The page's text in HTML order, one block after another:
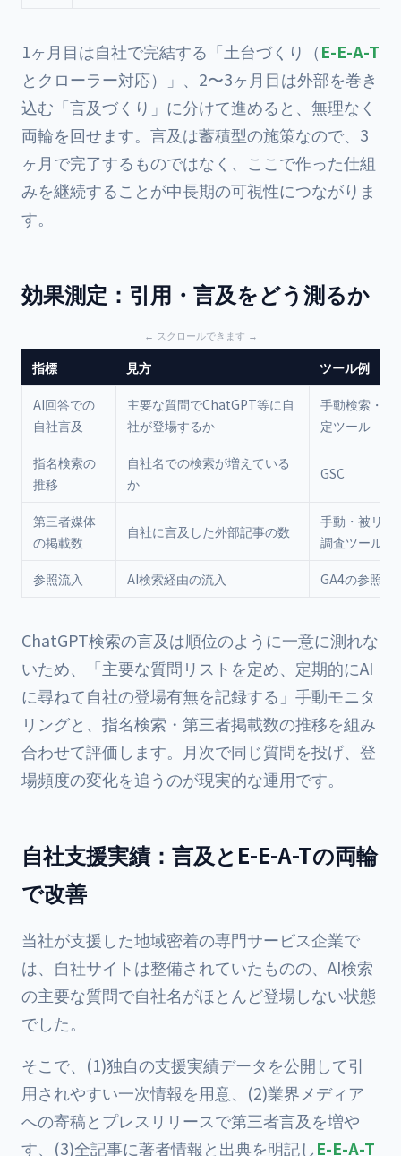
1ヶ月目は自社で完結する「土台づくり（E-E-A-T
とクローラー対応）」、2〜3ヶ月目は外部を巻き
込む「言及づくり」に分けて進めると、無理なく
両輪を回せます。言及は蓄積型の施策なので、3
ヶ月で完了するものではなく、ここで作った仕組
みを継続することが中長期の可視性につながりま
す。
効果測定：引用・言及をどう測るか
指標 見方 ツール例
AI回答での
自社言及
主要な質問でChatGPT等に自
社が登場するか
手動検索・AI
定ツール
指名検索の
推移
自社名での検索が増えている
か
GSC
第三者媒体
の掲載数
自社に言及した外部記事の数
手動・被リン
調査ツール
参照流入 AI検索経由の流入 GA4の参照元
ChatGPT検索の言及は順位のように一意に測れな
いため、「主要な質問リストを定め、定期的にAI
に尋ねて自社の登場有無を記録する」手動モニタ
リングと、指名検索・第三者掲載数の推移を組み
合わせて評価します。月次で同じ質問を投げ、登
場頻度の変化を追うのが現実的な運用です。
自社支援実績：言及とE-E-A-Tの両輪
で改善
当社が支援した地域密着の専門サービス企業で
は、自社サイトは整備されていたものの、AI検索
の主要な質問で自社名がほとんど登場しない状態
でした。
そこで、(1)独自の支援実績データを公開して引
用されやすい一次情報を用意、(2)業界メディア
への寄稿とプレスリリースで第三者言及を増や
す、(3)全記事に著者情報と出典を明記しE-E-A-T